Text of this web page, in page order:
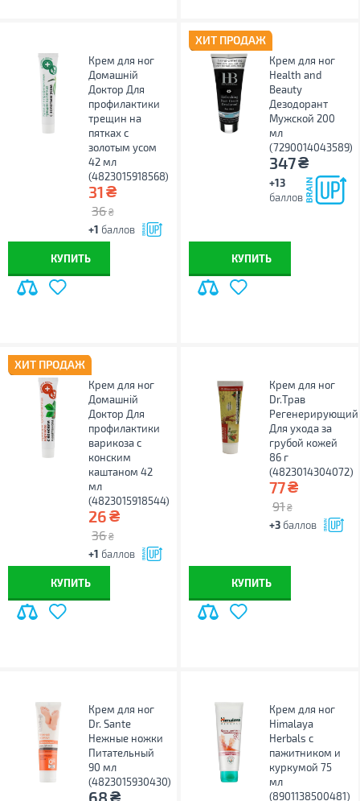
Крем для ног
Домашній
Доктор Для
профилактики
трещин на
пятках с
золотым усом
42 мл
(4823015918568)
31₴
36 ₴
+1 баллов
КУПИТЬ
ХИТ ПРОДАЖ
Крем для ног
Health and
Beauty
Дезодорант
Мужской 200
мл
(7290014043589)
347₴
+13
баллов
КУПИТЬ
ХИТ ПРОДАЖ
Крем для ног
Домашній
Доктор Для
профилактики
варикоза с
конским
каштаном 42
мл
(4823015918544)
26₴
36 ₴
+1 баллов
КУПИТЬ
Крем для ног
Dr.Трав
Регенерирующий
Для ухода за
грубой кожей
86 г
(4823014304072)
77₴
91 ₴
+3 баллов
КУПИТЬ
Крем для ног
Dr. Sante
Нежные ножки
Питательный
90 мл
(4823015930430)
68₴
Крем для ног
Himalaya
Herbals с
пажитником и
куркумой 75
мл
(8901138500481)